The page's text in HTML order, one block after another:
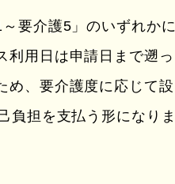
要介護5」のいずれか
利用日は申請日まで遡っ
め、要介護度に応じて設
負担を支払う形になり